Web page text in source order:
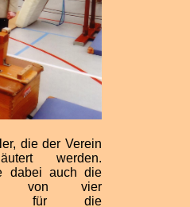
werden.
dabei auch die
von vier
für die